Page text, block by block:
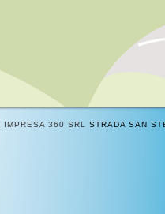
IMPRESA 360 SRL STRADA SAN